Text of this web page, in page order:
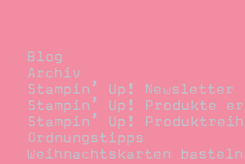
Blog
Archiv
Stampin’ Up! Newsletter
Stampin’ Up! Produkte
Stampin’ Up!
Ordnungstipps
Weihnachtskarten basteln